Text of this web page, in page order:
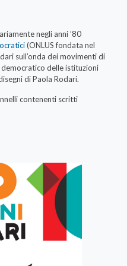
negli anni ’80
(ONLUS fondata nel
sull’onda dei movimenti di
delle istituzioni
di Paola Rodari.
contenenti scritti